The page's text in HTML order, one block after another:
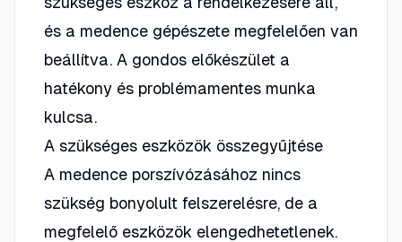
és a medence gépészete megfelelően van
beállítva. A gondos előkészület a
hatékony és problémamentes munka
kulcsa.
A szükséges eszközök összegyűjtése
A medence porszívózásához nincs
szükség bonyolult felszerelésre, de a
megfelelő eszközök elengedhetetlenek.